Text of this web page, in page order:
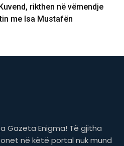
rikthen në vëmendje
me Isa Mustafën
Gazeta Enigma! Të gjitha
në këtë portal nuk mund